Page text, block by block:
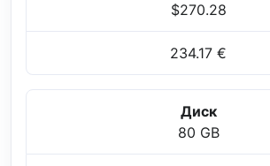
$270.28
234.17 €
Диск
80 GB